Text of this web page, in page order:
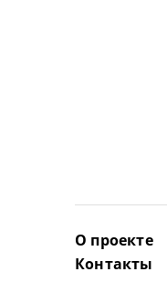
О проекте
Контакты